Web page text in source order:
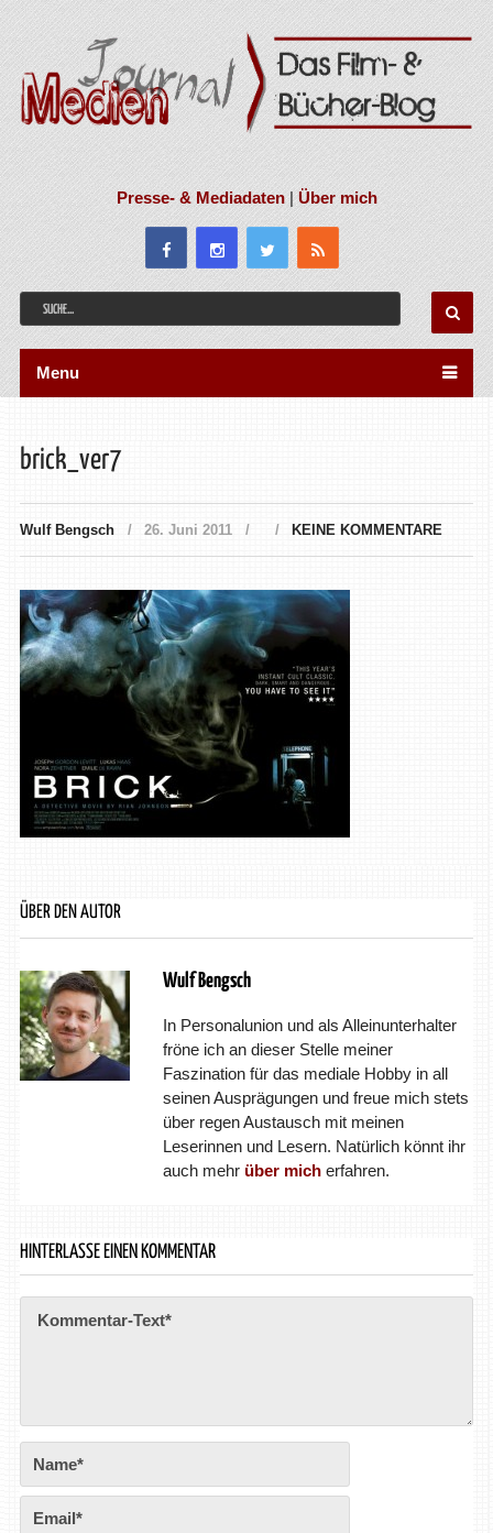
Presse- & Mediadaten|Über mich
Menu
brick_ver7
Wulf Bengsch 26. Juni 2011 KEINE KOMMENTARE
ÜBER DEN AUTOR
Wulf Bengsch
In Personalunion und als Alleinunterhalter
fröne ich an dieser Stelle meiner
Faszination für das mediale Hobby in all
seinen Ausprägungen und freue mich stets
über regen Austausch mit meinen
Leserinnen und Lesern. Natürlich könnt ihr
auch mehr über micherfahren.
HINTERLASSE EINEN KOMMENTAR